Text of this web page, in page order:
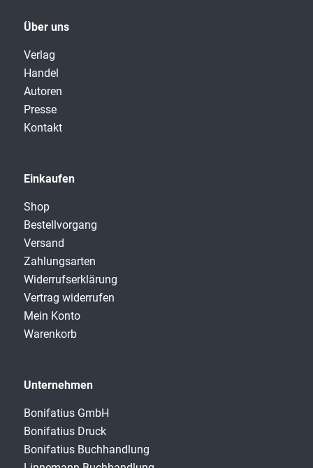
Über uns
Verlag
Handel
Autoren
Presse
Kontakt
Einkaufen
Shop
Bestellvorgang
Versand
Zahlungsarten
Widerrufserklärung
Vertrag widerrufen
Mein Konto
Warenkorb
Unternehmen
Bonifatius GmbH
Bonifatius Druck
Bonifatius Buchhandlung